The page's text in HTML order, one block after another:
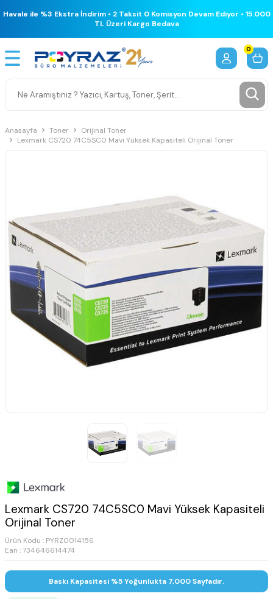
Havale ile %3 Ekstra İndirim • 2 Taksit 0 Komisyon Devam Ediyor • 15.000
TL Üzeri Kargo Bedava
0
Anasayfa Toner
Orijinal Toner
Lexmark CS720 74C5SC0 Mavi Yüksek Kapasiteli Orijinal Toner
Lexmark CS720 74C5SC0 Mavi Yüksek Kapasiteli
Orijinal Toner
Ürün Kodu : PYRZ0014156
Ean : 734646614474
Baskı Kapasitesi %5 Yoğunlukta 7,000 Sayfadır.